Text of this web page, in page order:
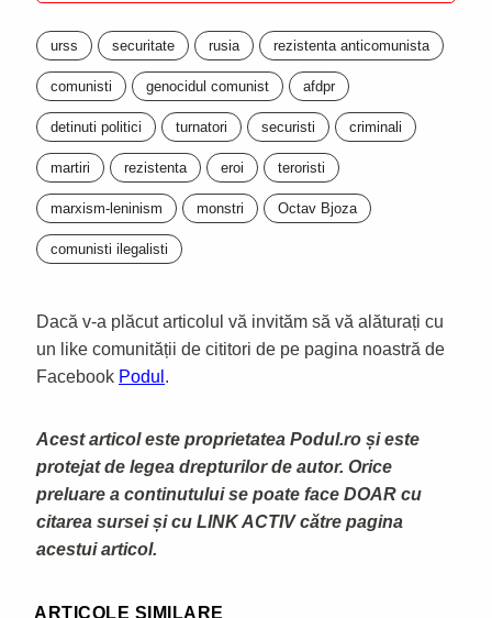
urss securitate rusia rezistenta anticomunista
comunisti genocidul comunist afdpr
detinuti politici turnatori securisti criminali
martiri rezistenta eroi teroristi
marxism-leninism monstri Octav Bjoza
comunisti ilegalisti
Dacă v-a plăcut articolul vă invităm să vă alăturați cu
un like comunității de cititori de pe pagina noastră de
Facebook Podul .
Acest articol este proprietatea Podul.ro și este
protejat de legea drepturilor de autor. Orice
preluare a continutului se poate face DOAR cu
citarea sursei și cu LINK ACTIV către pagina
acestui articol.
ARTICOLE SIMILARE